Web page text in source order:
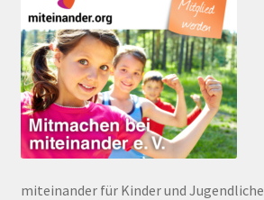
miteinander für Kinder und Jugendliche